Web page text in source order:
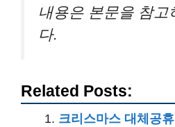
내용은 본문을 참고
다.
Related Posts:
크리스마스 대체공